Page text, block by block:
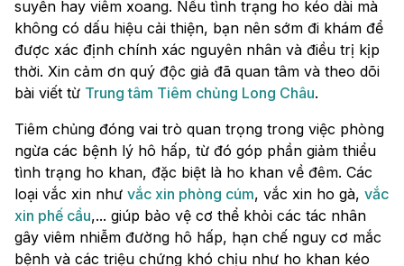
suyễn hay viêm xoang. Nếu tình trạng ho kéo dài mà
không có dấu hiệu cải thiện, bạn nên sớm đi khám để
được xác định chính xác nguyên nhân và điều trị kịp
thời. Xin cảm ơn quý độc giả đã quan tâm và theo dõi
bài viết từ Trung tâm Tiêm chủng Long Châu.
Tiêm chủng đóng vai trò quan trọng trong việc phòng
ngừa các bệnh lý hô hấp, từ đó góp phần giảm thiểu
tình trạng ho khan, đặc biệt là ho khan về đêm. Các
loại vắc xin như vắc xin phòng cúm, vắc xin ho gà, vắc
xin phế cầu,... giúp bảo vệ cơ thể khỏi các tác nhân
gây viêm nhiễm đường hô hấp, hạn chế nguy cơ mắc
bệnh và các triệu chứng khó chịu như ho khan kéo